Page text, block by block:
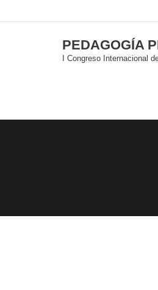
PEDAGOGÍA
I Congreso Internacional